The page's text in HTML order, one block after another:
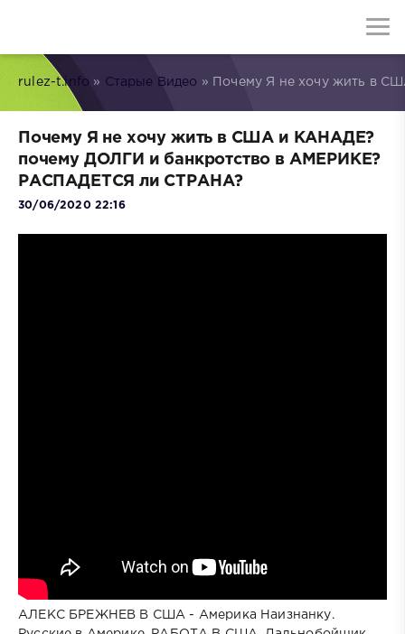
rulez-t.info » Старые Видео » Почему Я не хочу жить в
Почему Я не хочу жить в США и КАНАДЕ?
почему ДОЛГИ и банкротство в АМЕРИКЕ?
РАСПАДЕТСЯ ли СТРАНА?
30/06/2020 22:16
АЛЕКС БРЕЖНЕВ В США - Америка Наизнанку.